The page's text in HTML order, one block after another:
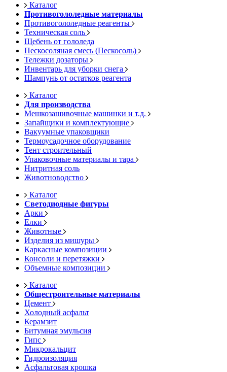
Каталог
Противогололедные материалы
Противогололедные реагенты
Техническая соль
Щебень от гололеда
Пескосоляная смесь (Пескосоль)
Тележки дозаторы
Инвентарь для уборки снега
Шампунь от остатков реагента
Каталог
Для производства
Мешкозашивочные машинки и т.д.
Запайщики и комплектующие
Вакуумные упаковщики
Термоусадочное оборудование
Тент строительный
Упаковочные материалы и тара
Нитритная соль
Животноводство
Каталог
Светодиодные фигуры
Арки
Елки
Животные
Изделия из мишуры
Каркасные композиции
Консоли и перетяжки
Объемные композиции
Каталог
Общестроительные материалы
Цемент
Холодный асфальт
Керамзит
Битумная эмульсия
Гипс
Микрокальцит
Гидроизоляция
Асфальтовая крошка